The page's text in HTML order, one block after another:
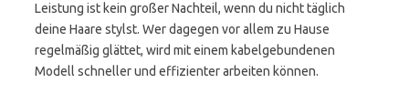
Leistung ist kein großer Nachteil, wenn du nicht täglich
deine Haare stylst. Wer dagegen vor allem zu Hause
regelmäßig glättet, wird mit einem kabelgebundenen
Modell schneller und effizienter arbeiten können.